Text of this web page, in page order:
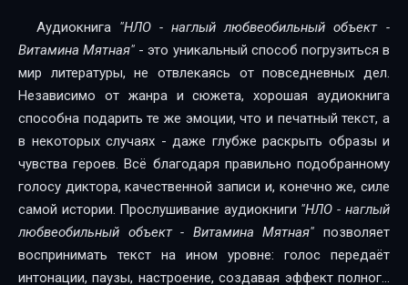
19_НЛО – наглый любвеобильный объект
20_НЛО – наглый любвеобильный объект
21_НЛО – наглый любвеобильный объект
22_НЛО – наглый любвеобильный объект
23_НЛО – наглый любвеобильный объект
25_НЛО – наглый любвеобильный объект
Аудиокнига "НЛО - наглый любвеобильный объект -
Витамина Мятная" - это уникальный способ погрузиться в
мир литературы, не отвлекаясь от повседневных дел.
Независимо от жанра и сюжета, хорошая аудиокнига
способна подарить те же эмоции, что и печатный текст, а
в некоторых случаях - даже глубже раскрыть образы и
чувства героев. Всё благодаря правильно подобранному
голосу диктора, качественной записи и, конечно же, силе
самой истории. Прослушивание аудиокниги "НЛО - наглый
любвеобильный объект - Витамина Мятная" позволяет
воспринимать текст на ином уровне: голос передаёт
интонации, паузы, настроение, создавая эффект полного